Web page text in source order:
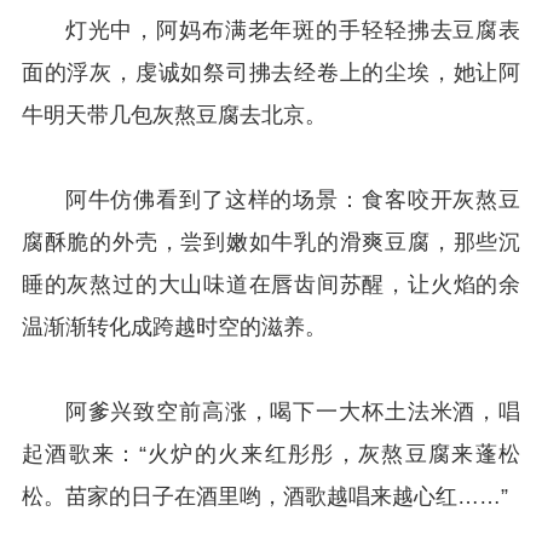
灯光中，阿妈布满老年斑的手轻轻拂去豆腐表
面的浮灰，虔诚如祭司拂去经卷上的尘埃，她让阿
牛明天带几包灰熬豆腐去北京。
阿牛仿佛看到了这样的场景：食客咬开灰熬豆
腐酥脆的外壳，尝到嫩如牛乳的滑爽豆腐，那些沉
睡的灰熬过的大山味道在唇齿间苏醒，让火焰的余
温渐渐转化成跨越时空的滋养。
阿爹兴致空前高涨，喝下一大杯土法米酒，唱
起酒歌来：“火炉的火来红彤彤，灰熬豆腐来蓬松
松。苗家的日子在酒里哟，酒歌越唱来越心红……”